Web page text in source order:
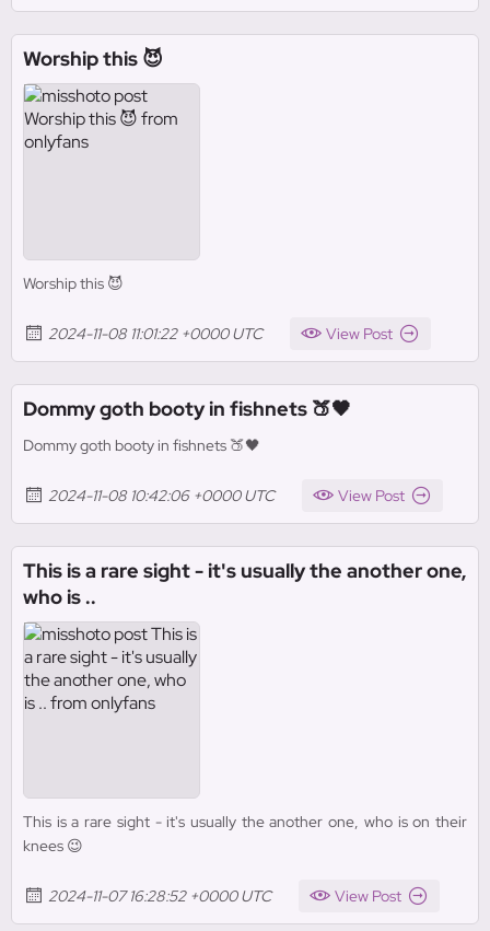
Worship this 😈
Worship this 😈
2024-11-08 11:01:22 +0000 UTC View Post
Dommy goth booty in fishnets 🍑🖤
Dommy goth booty in fishnets 🍑🖤
2024-11-08 10:42:06 +0000 UTC View Post
This is a rare sight - it's usually the another one,
who is ..
This is a rare sight - it's usually the another one, who is on their
knees 😉
2024-11-07 16:28:52 +0000 UTC View Post